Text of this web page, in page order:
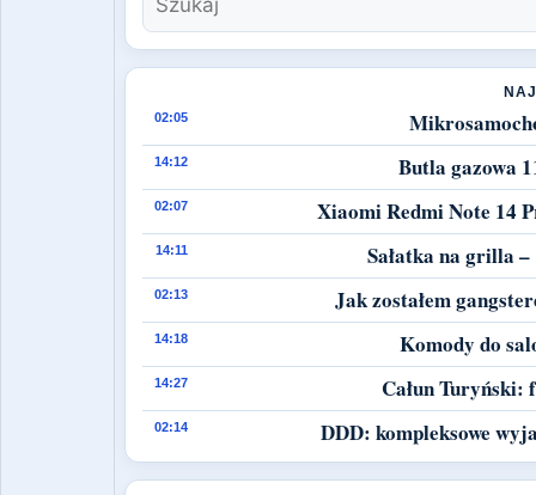
02:05
14:12 Butla gazowa
02:07 Xiaomi Redmi Note 14
14:11 Sałatka na grilla
02:13 Jak zostałem
14:18 Komody do
14:27 Całun Turyński:
02:14 DDD: kompleksowe